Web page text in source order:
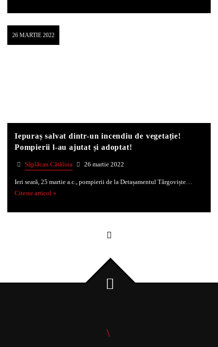
26 MARTIE 2022
Iepuraș salvat dintr-un incendiu de vegetație!
Pompierii l-au ajutat și adoptat!
Săplăcan Cătălina 26 martie 2022
Ieri seară, 25 martie a.c., pompierii de la Detașamentul Târgoviște…
Citeste articol »